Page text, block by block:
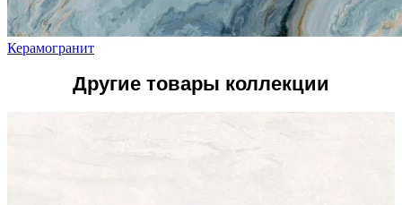
Керамогранит
Другие товары коллекции